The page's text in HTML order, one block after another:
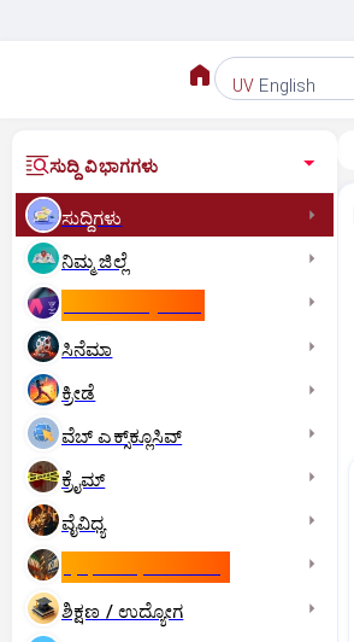
UV English
ಸುದ್ದಿ ವಿಭಾಗಗಳು
ಸುದ್ದಿಗಳು
ನಿಮ್ಮ ಜಿಲ್ಲೆ
ಸಿನೆಮಾ
ಕ್ರೀಡೆ
ವೆಬ್ ಎಕ್ಸ್‌ಕ್ಲೂಸಿವ್
ಕ್ರೈಮ್
ವೈವಿಧ್ಯ
ಶಿಕ್ಷಣ / ಉದ್ಯೋಗ